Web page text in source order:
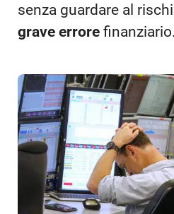
senza guardare al
grave errore finanziario.